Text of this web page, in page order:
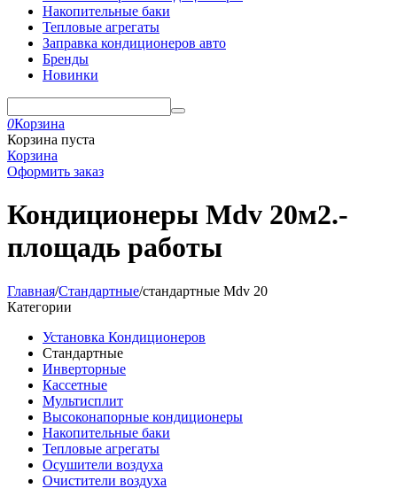
Накопительные баки
Тепловые агрегаты
Заправка кондиционеров авто
Бренды
Новинки
0Корзина
Корзина пуста
Корзина
Оформить заказ
Кондиционеры Mdv 20м2.-
площадь работы
Главная/Стандартные/стандартные Mdv 20
Категории
Установка Кондиционеров
Стандартные
Инверторные
Кассетные
Мультисплит
Высоконапорные кондиционеры
Накопительные баки
Тепловые агрегаты
Осушители воздуха
Очистители воздуха